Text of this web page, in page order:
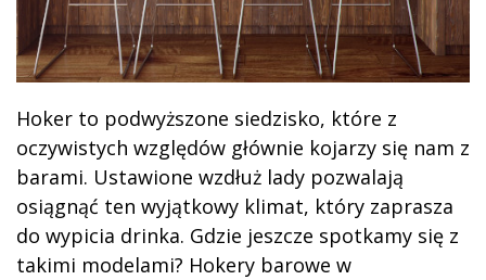
Hoker to podwyższone siedzisko, które z
oczywistych względów głównie kojarzy się nam z
barami. Ustawione wzdłuż lady pozwalają
osiągnąć ten wyjątkowy klimat, który zaprasza
do wypicia drinka. Gdzie jeszcze spotkamy się z
takimi modelami? Hokery barowe w